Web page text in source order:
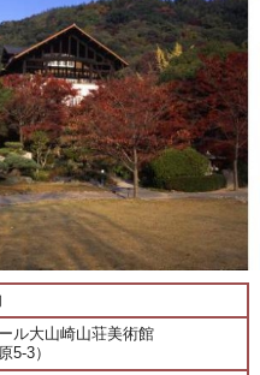
ル大山崎山荘美術館
5-3）